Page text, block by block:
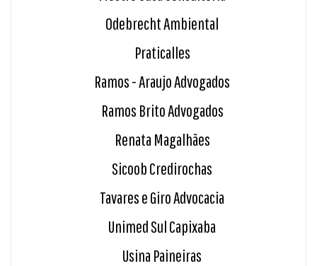
Odebrecht Ambiental
Praticalles
Ramos - Araujo Advogados
Ramos Brito Advogados
Renata Magalhães
Sicoob Credirochas
Tavares e Giro Advocacia
Unimed Sul Capixaba
Usina Paineiras